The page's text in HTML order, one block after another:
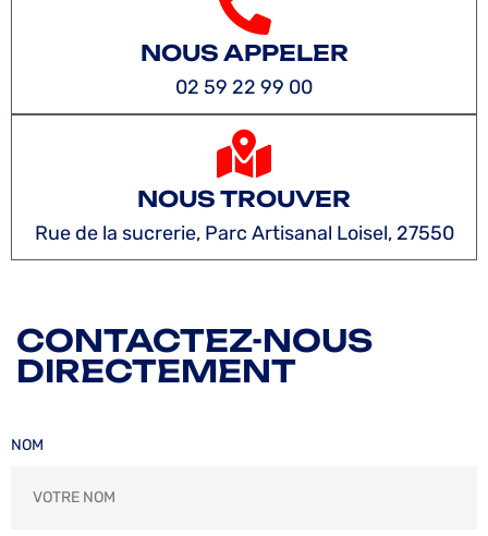
NOUS APPELER
02 59 22 99 00
NOUS TROUVER
Rue de la sucrerie, Parc Artisanal Loisel, 27550
CONTACTEZ-NOUS
DIRECTEMENT
NOM